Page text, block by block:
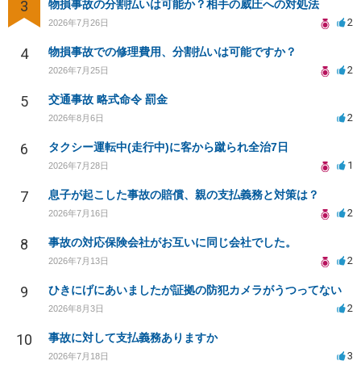
3 物損事故の分割払いは可能か？相手の威圧への対処法
2026年7月26日 2
4 物損事故での修理費用、分割払いは可能ですか？
2026年7月25日 2
5 交通事故 略式命令 罰金
2026年8月6日 2
6 タクシー運転中(走行中)に客から蹴られ全治7日
2026年7月28日 1
7 息子が起こした事故の賠償、親の支払義務と対策は？
2026年7月16日 2
8 事故の対応保険会社がお互いに同じ会社でした。
2026年7月13日 2
9 ひきにげにあいましたが証拠の防犯カメラがうつってない
2026年8月3日 2
10 事故に対して支払義務ありますか
2026年7月18日 3